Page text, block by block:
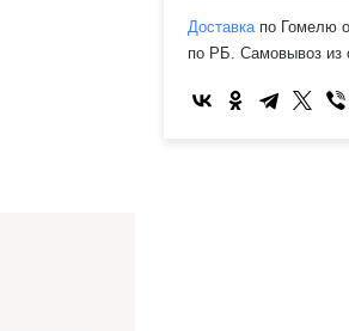
Доставкапо Гомелю
по РБ. Самовывоз из